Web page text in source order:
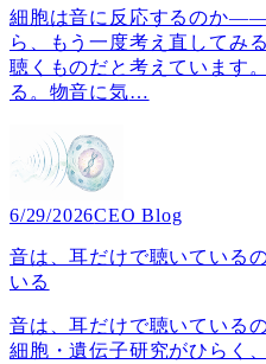
細胞は音に反応するのか
ら、もう一度考え直してみ
聴くものだと考えています
る。物音に気…
6/29/2026CEO Blog
音は、耳だけで聴いている
いる
音は、耳だけで聴いてい
細胞・遺伝子研究がひらく